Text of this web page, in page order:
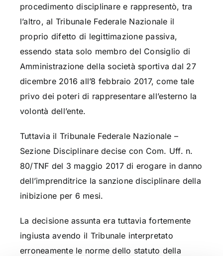
procedimento disciplinare e rappresentò, tra
l’altro, al Tribunale Federale Nazionale il
proprio difetto di legittimazione passiva,
essendo stata solo membro del Consiglio di
Amministrazione della società sportiva dal 27
dicembre 2016 all’8 febbraio 2017, come tale
privo dei poteri di rappresentare all’esterno la
volontà dell’ente.
Tuttavia il Tribunale Federale Nazionale –
Sezione Disciplinare decise con Com. Uff. n.
80/TNF del 3 maggio 2017 di erogare in danno
dell’imprenditrice la sanzione disciplinare della
inibizione per 6 mesi.
La decisione assunta era tuttavia fortemente
ingiusta avendo il Tribunale interpretato
erroneamente le norme dello statuto della